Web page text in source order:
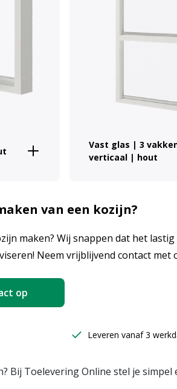
Vast glas | 3
verticaal | hout
van een kozijn?
maken? Wij snappen dat het
Neem vrijblijvend contact met
op
Leveren vanaf 3
Bij Toelevering Online stel je